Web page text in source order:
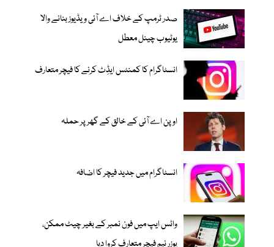
صدر ٹرمپ کے خلاف اے آئی ویڈیوز بنانے والا
یوٹیوب چینل معطل
انسٹاگرام کا کمنٹس ایڈِٹ کرنے کا فیچر متعارف
اوپن اے آئی کے خالق کے گھر پر حملہ
انسٹاگرام میں جدید فیچر کا اضافہ
واٹس ایپ میں فون نمبر کے بغیر چیٹ ممکن،
یوزر نیم فیچر متعارف کروا دیا